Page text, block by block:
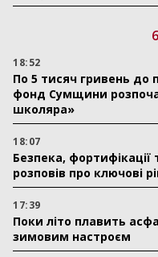
18:52
По 5 тисяч гривень до
фонд Сумщини
школяра»
18:07
Безпека,
розповів про ключові
17:39
Поки літо плавить
зимовим настроєм